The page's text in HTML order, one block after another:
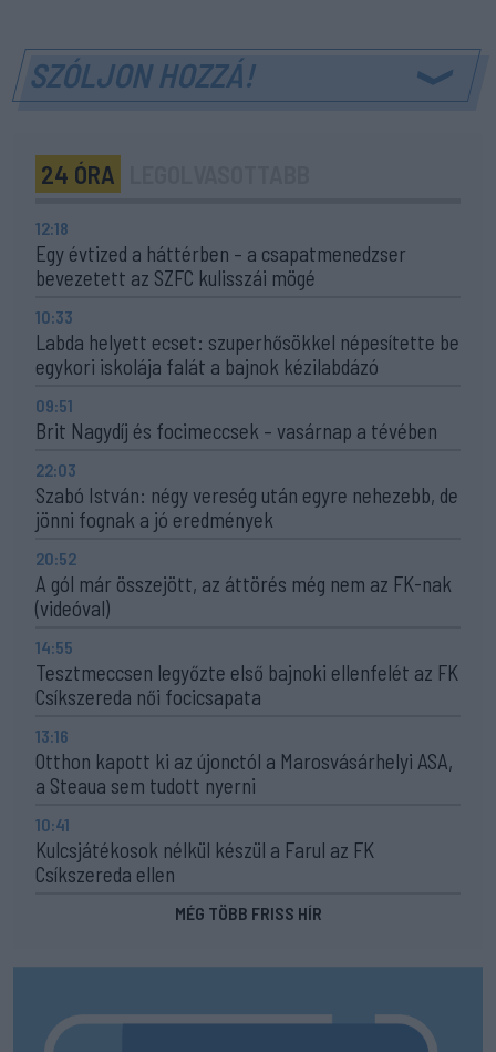
SZÓLJON HOZZÁ!
24 ÓRA
12:18
Egy évtized a háttérben – a csapatmenedzser
bevezetett az SZFC kulisszái mögé
10:33
Labda helyett ecset: szuperhősökkel népesítette be
egykori iskolája falát a bajnok kézilabdázó
09:51
Brit Nagydíj és focimeccsek – vasárnap a tévében
22:03
Szabó István: négy vereség után egyre nehezebb, de
jönni fognak a jó eredmények
20:52
A gól már összejött, az áttörés még nem az FK-nak
(videóval)
14:55
Tesztmeccsen legyőzte első bajnoki ellenfelét az FK
Csíkszereda női focicsapata
13:16
Otthon kapott ki az újonctól a Marosvásárhelyi ASA,
a Steaua sem tudott nyerni
10:41
Kulcsjátékosok nélkül készül a Farul az FK
Csíkszereda ellen
MÉG TÖBB FRISS HÍR